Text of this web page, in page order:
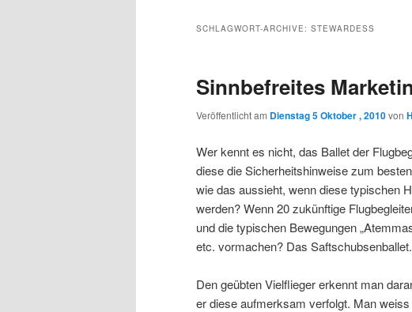
wechseln
SCHLAGWORT-ARCHIVE: STEWARDESS
Sinnbefreites
Veröffentlicht am Dienstag 5 Oktober , 2010von
Wer kennt es nicht, das Ballet der
diese die Sicherheitshinweise zum
wie das aussieht, wenn diese typischen
werden? Wenn 20 zukünftige
und die typischen Bewegungen
etc. vormachen? Das Saftschubsenballet.
Den geübten Vielflieger erkennt man
er diese aufmerksam verfolgt. Man